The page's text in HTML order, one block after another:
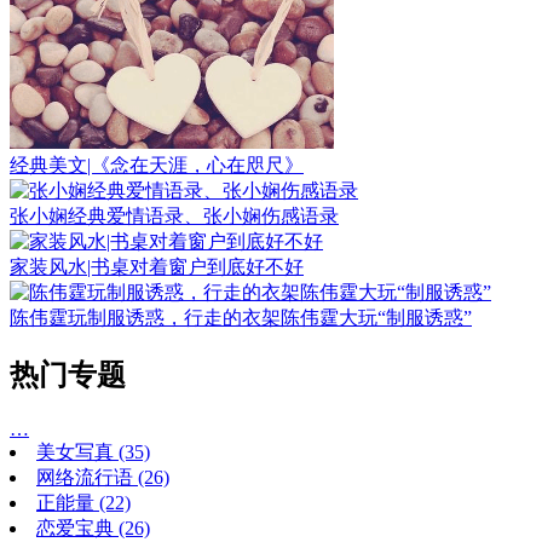
经典美文|《念在天涯，心在咫尺》
张小娴经典爱情语录、张小娴伤感语录
家装风水|书桌对着窗户到底好不好
陈伟霆玩制服诱惑，行走的衣架陈伟霆大玩“制服诱惑”
热门专题
…
美女写真 (35)
网络流行语 (26)
正能量 (22)
恋爱宝典 (26)